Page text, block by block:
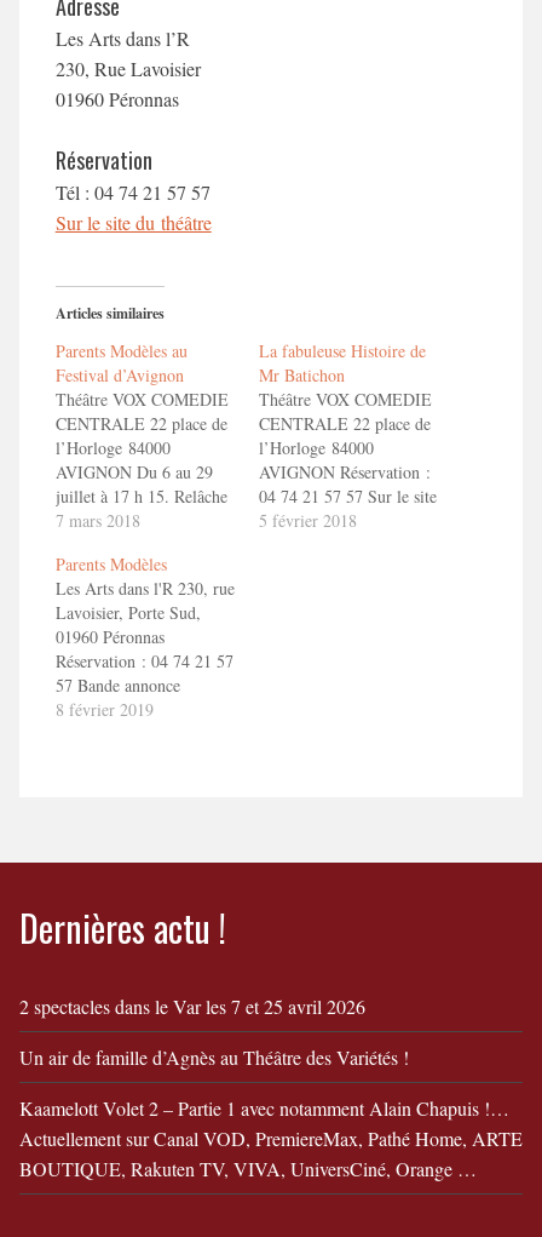
Les Arts dans l’R
230, Rue Lavoisier
01960 Péronnas
Réservation
Tél : 04 74 21 57 57
Sur le site du théâtre
Articles similaires
Parents Modèles au
Festival d’Avignon
Théâtre VOX COMEDIE
CENTRALE 22 place de
l’Horloge 84000
AVIGNON Du 6 au 29
juillet à 17 h 15. Relâche
le Mercredi 18 juillet !
57 Sur le site du théâtre
Bande annonce ToizéMoi
dans PARENTS
MODELES. 1'30" en
savoir
plushttp://toizemoi.fr/spectacles/parents-
modeles/
7 mars 2018
La fabuleuse Histoire de
Mr Batichon
Théâtre VOX COMEDIE
CENTRALE 22 place de
l’Horloge 84000
AVIGNON Réservation :
04 74 21 57 57 Sur le site
du théâtre En savoir + La
5 février 2018
Parents Modèles
Les Arts dans l'R 230, rue
Lavoisier, Porte Sud,
01960 Péronnas
Réservation : 04 74 21 57
57 Bande annonce
ToizéMoi dans
8 février 2019
Dernières actu !
2 spectacles dans le Var les 7 et 25 avril 2026
Un air de famille d’Agnès au Théâtre des Variétés !
Kaamelott Volet 2 – Partie 1 avec notamment Alain Chapuis !…
Actuellement sur Canal VOD, PremiereMax, Pathé Home, ARTE
BOUTIQUE, Rakuten TV, VIVA, UniversCiné, Orange …